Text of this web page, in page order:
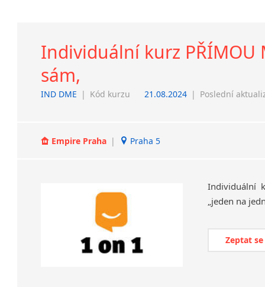
Individuální kurz PŘÍMOU
sám,
IND DME | Kód kurzu 21.08.2024 | Poslední
Empire Praha | Praha 5
Individuální
„jeden na
Zeptat